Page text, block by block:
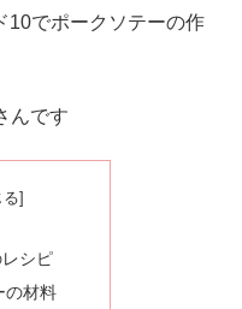
10でポークソテーの作
んです
シピ
の材料